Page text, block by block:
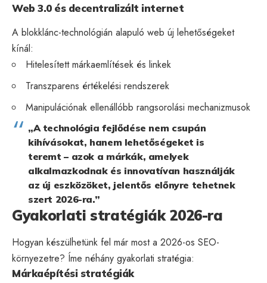
Web 3.0 és decentralizált internet
A blokklánc-technológián alapuló web új lehetőségeket
kínál:
Hitelesített márkaemlítések és linkek
Transzparens értékelési rendszerek
Manipulációnak ellenállóbb rangsorolási mechanizmusok
„A technológia fejlődése nem csupán
kihívásokat, hanem lehetőségeket is
teremt – azok a márkák, amelyek
alkalmazkodnak és innovatívan használják
az új eszközöket, jelentős előnyre tehetnek
szert 2026-ra.”
Gyakorlati stratégiák 2026-ra
Hogyan készülhetünk fel már most a 2026-os SEO-
környezetre? Íme néhány gyakorlati stratégia:
Márkaépítési stratégiák